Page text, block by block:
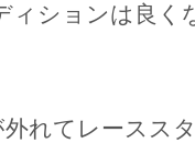
ィションは良く
れてレースス